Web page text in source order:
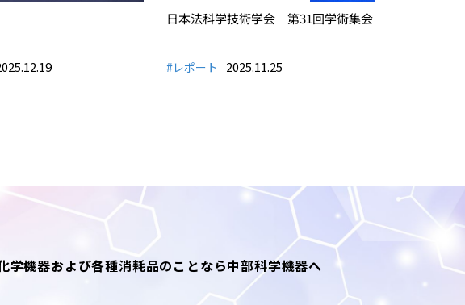
日本法科学技術学会 第31回学術集会
#レポート 2025.11.25
機器および各種消耗品のことなら中部科学機器へ